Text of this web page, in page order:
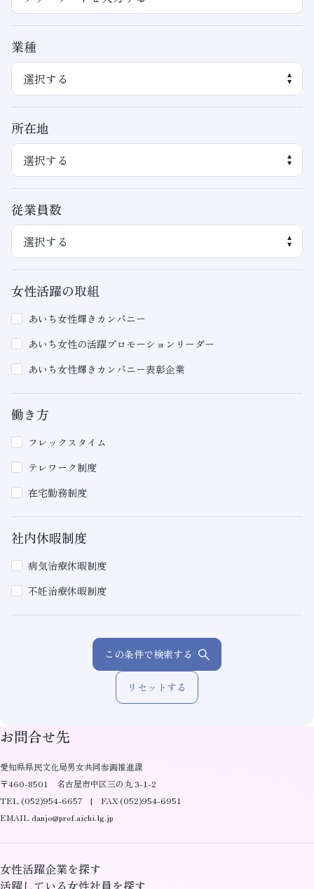
業種
所在地
従業員数
女性活躍の取組
あいち女性輝きカンパニー
あいち女性の活躍プロモーションリーダー
あいち女性輝きカンパニー表彰企業
働き方
フレックスタイム
テレワーク制度
在宅勤務制度
社内休暇制度
病気治療休暇制度
不妊治療休暇制度
この条件で検索する
リセットする
お問合せ先
愛知県県民文化局男女共同参画推進課
〒460-8501 名古屋市中区三の丸 3-1-2
TEL (052)954-6657 | FAX (052)954-6951
EMAIL danjo@pref.aichi.lg.jp
女性活躍企業を探す
活躍している女性社員を探す